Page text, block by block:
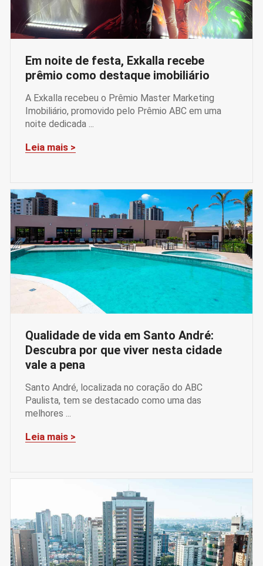
Em noite de festa, Exkalla recebe
prêmio como destaque imobiliário
A Exkalla recebeu o Prêmio Master Marketing
Imobiliário, promovido pelo Prêmio ABC em uma
noite dedicada ...
Leia mais >
Qualidade de vida em Santo André:
Descubra por que viver nesta cidade
vale a pena
Santo André, localizada no coração do ABC
Paulista, tem se destacado como uma das
melhores ...
Leia mais >